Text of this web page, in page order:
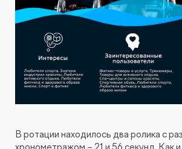
В ротации находилось два ролика с